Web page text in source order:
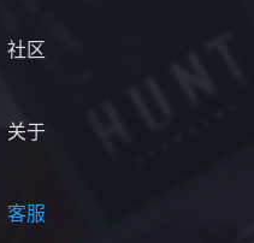
社区
关于
客服